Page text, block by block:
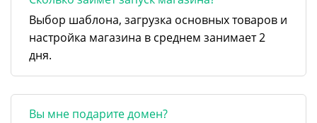
Выбор шаблона, загрузка основных товаров и
настройка магазина в среднем занимает 2
дня.
Вы мне подарите домен?